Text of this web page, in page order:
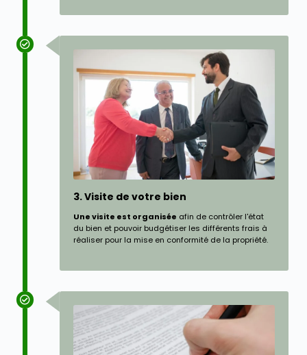
3. Visite de votre bien
Une visite est organisée afin de contrôler l'état
du bien et pouvoir budgétiser les différents frais à
réaliser pour la mise en conformité de la propriété.